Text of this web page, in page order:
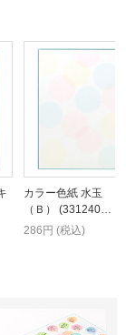
カラー色紙 水玉
（Ｂ） (331240…
286円 (税込)